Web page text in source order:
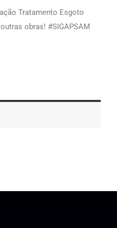
Tratamento Esgoto
obras! #SIGAPSAM